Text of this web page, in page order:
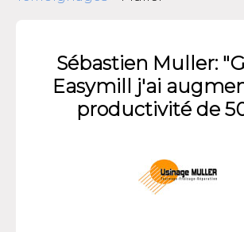
Sébastien Muller:
Easymill j'ai
productivité de